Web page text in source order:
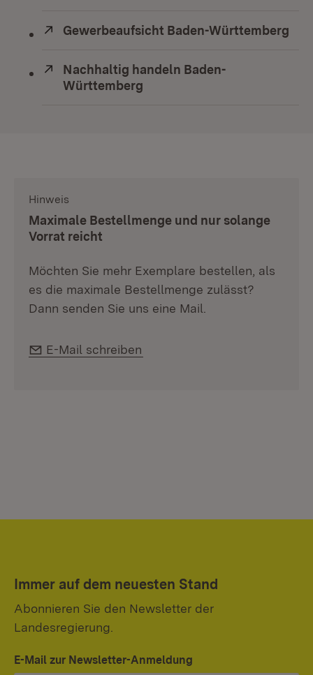
Extern:
Gewerbeaufsicht Baden-Württemberg
Extern:
Nachhaltig handeln Baden-
Württemberg
Hinweis
Maximale Bestellmenge und nur solange
Vorrat reicht
Möchten Sie mehr Exemplare bestellen, als
es die maximale Bestellmenge zulässt?
Dann senden Sie uns eine Mail.
E-Mail:
E-Mail schreiben
Immer auf dem neuesten Stand
Abonnieren Sie den Newsletter der
Landesregierung.
E-Mail zur Newsletter-Anmeldung